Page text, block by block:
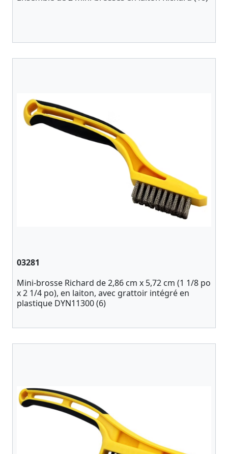
03281
Mini-brosse Richard de 2,86 cm x 5,72 cm (1 1/8 po
x 2 1/4 po), en laiton, avec grattoir intégré en
plastique DYN11300 (6)